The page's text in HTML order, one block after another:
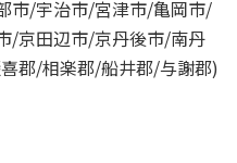
市/宇治市/宮津市/亀岡市/
/京田辺市/京丹後市/南丹
郡/相楽郡/船井郡/与謝郡)